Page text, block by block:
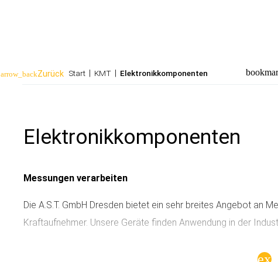
arrow_back Start KMT Elektronikkomponenten
Elektronikkomponenten
Messungen verarbeiten
Die A.S.T. GmbH Dresden bietet ein sehr breites Angebot an
Kraftaufnehmer. Unsere Geräte finden Anwendung in der
Übliche Signalausgänge sind Kraftanzeigen, Schaltsignale,